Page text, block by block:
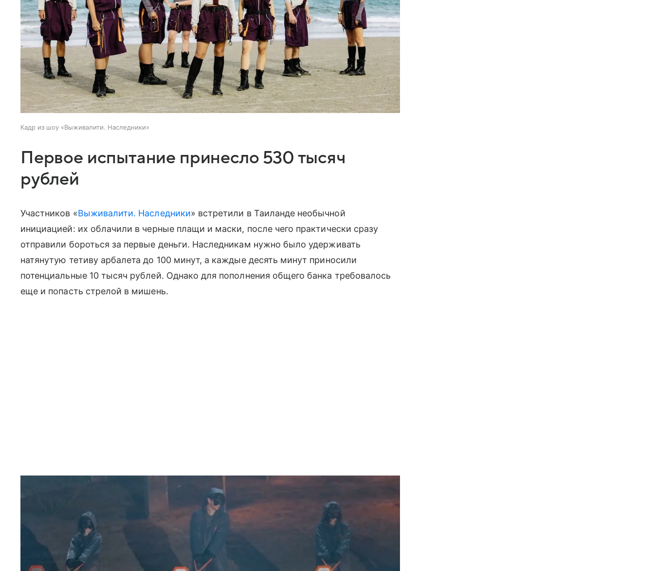
Кадр из шоу «Выживалити. Наследники»
Первое испытание принесло 530 тысяч
рублей
Участников «Выживалити. Наследники» встретили в Таиланде необычной
инициацией: их облачили в черные плащи и маски, после чего практически сразу
отправили бороться за первые деньги. Наследникам нужно было удерживать
натянутую тетиву арбалета до 100 минут, а каждые десять минут приносили
потенциальные 10 тысяч рублей. Однако для пополнения общего банка требовалось
еще и попасть стрелой в мишень.